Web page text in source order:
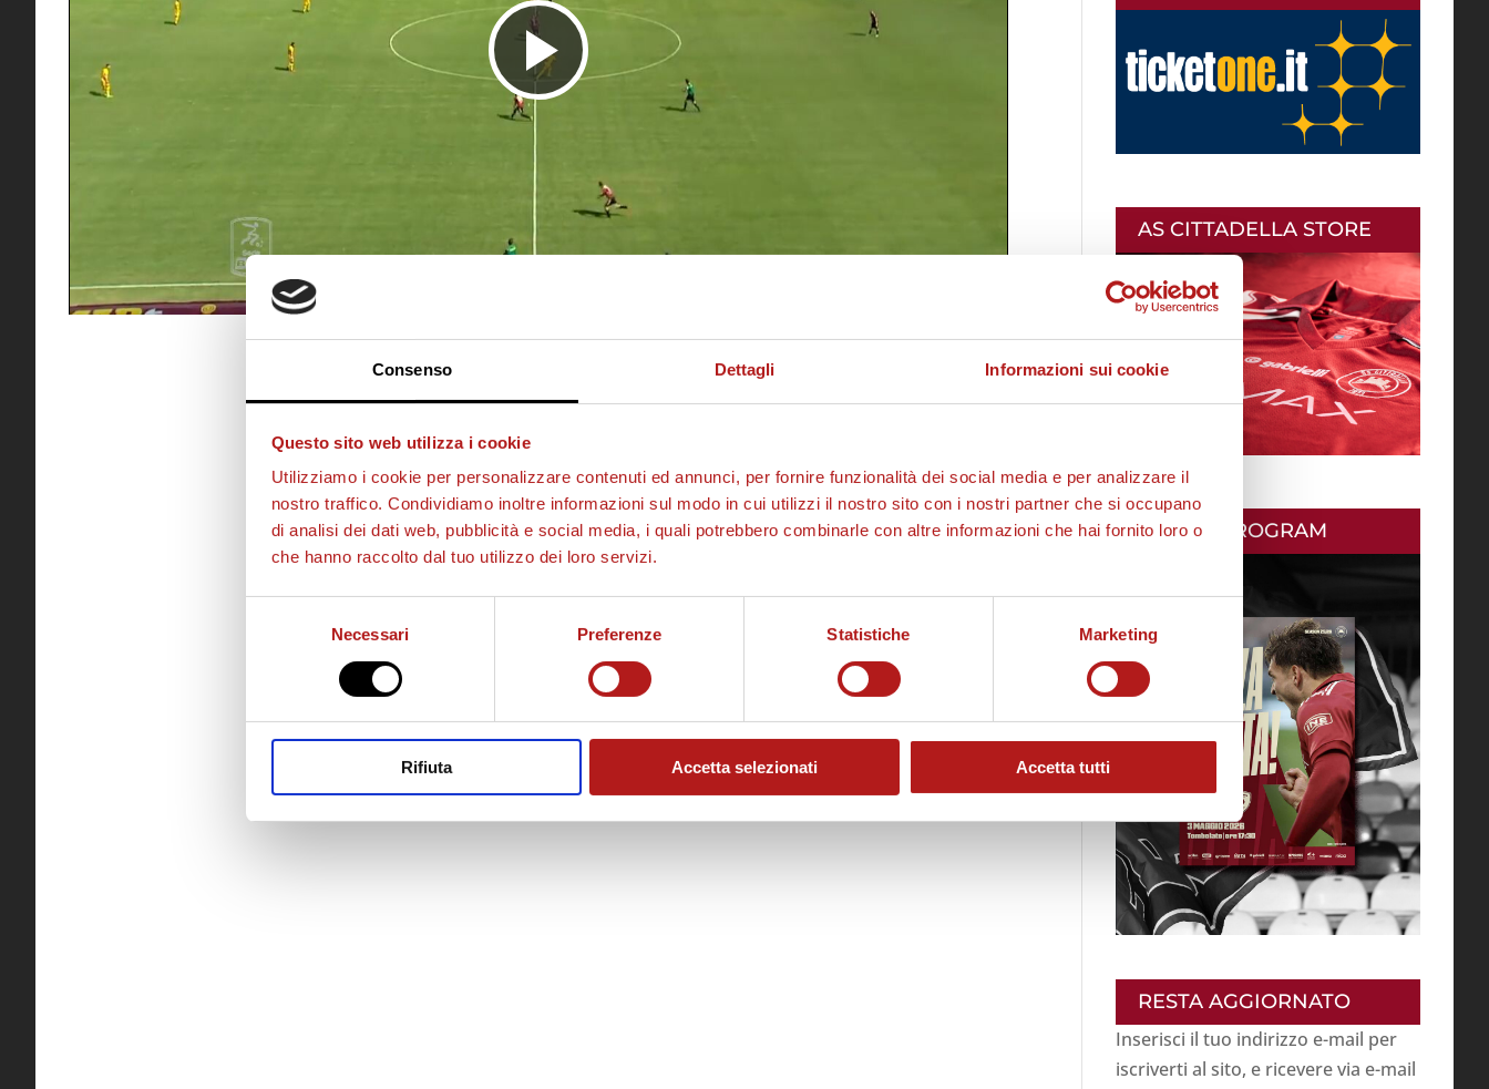
Consenso Dettagli Informazioni sui cookie
Questo sito web utilizza i cookie
Utilizziamo i cookie per personalizzare contenuti ed annunci, per fornire funzionalità dei social media e per analizzare il
nostro traffico. Condividiamo inoltre informazioni sul modo in cui utilizzi il nostro sito con i nostri partner che si occupano
di analisi dei dati web, pubblicità e social media, i quali potrebbero combinarle con altre informazioni che hai fornito loro o
che hanno raccolto dal tuo utilizzo dei loro servizi.
Necessari Preferenze Statistiche Marketing
Rifiuta Accetta selezionati Accetta tutti
R
p
d
c
AS CITTADELLA STORE
MATCH PROGRAM
RESTA AGGIORNATO
Inserisci il tuo indirizzo e-mail per
iscriverti al sito, e ricevere via e-mail